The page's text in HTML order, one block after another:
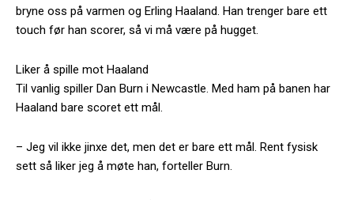
bryne oss på varmen og Erling Haaland. Han trenger bare ett
touch før han scorer, så vi må være på hugget.
Liker å spille mot Haaland
Til vanlig spiller Dan Burn i Newcastle. Med ham på banen har
Haaland bare scoret ett mål.
– Jeg vil ikke jinxe det, men det er bare ett mål. Rent fysisk
sett så liker jeg å møte han, forteller Burn.